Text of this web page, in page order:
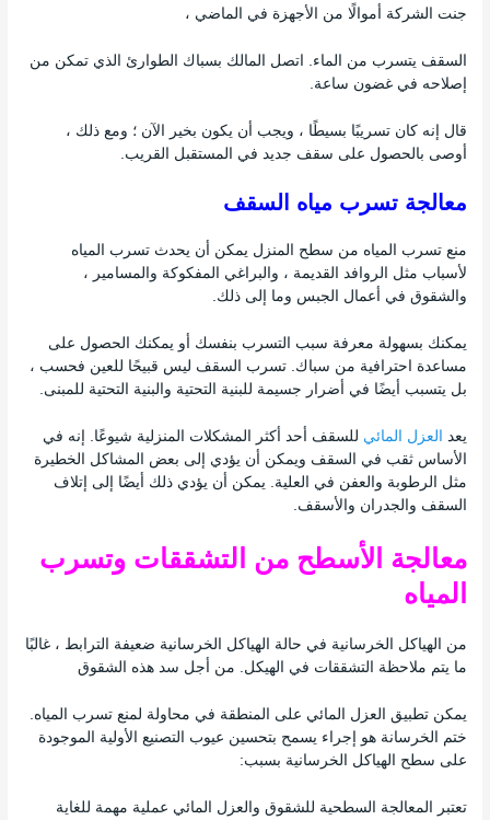
جنت الشركة أموالًا من الأجهزة في الماضي ،
السقف يتسرب من الماء. اتصل المالك بسباك الطوارئ الذي تمكن من
إصلاحه في غضون ساعة.
قال إنه كان تسريبًا بسيطًا ، ويجب أن يكون بخير الآن ؛ ومع ذلك ،
أوصى بالحصول على سقف جديد في المستقبل القريب.
معالجة تسرب مياه السقف
منع تسرب المياه من سطح المنزل يمكن أن يحدث تسرب المياه
لأسباب مثل الروافد القديمة ، والبراغي المفكوكة والمسامير ،
والشقوق في أعمال الجبس وما إلى ذلك.
يمكنك بسهولة معرفة سبب التسرب بنفسك أو يمكنك الحصول على
مساعدة احترافية من سباك. تسرب السقف ليس قبيحًا للعين فحسب ،
بل يتسبب أيضًا في أضرار جسيمة للبنية التحتية والبنية التحتية للمبنى.
يعد العزل المائي للسقف أحد أكثر المشكلات المنزلية شيوعًا. إنه في
الأساس ثقب في السقف ويمكن أن يؤدي إلى بعض المشاكل الخطيرة
مثل الرطوبة والعفن في العلية. يمكن أن يؤدي ذلك أيضًا إلى إتلاف
السقف والجدران والأسقف.
معالجة الأسطح من التشققات وتسرب
المياه
من الهياكل الخرسانية في حالة الهياكل الخرسانية ضعيفة الترابط ، غالبًا
ما يتم ملاحظة التشققات في الهيكل. من أجل سد هذه الشقوق
يمكن تطبيق العزل المائي على المنطقة في محاولة لمنع تسرب المياه.
ختم الخرسانة هو إجراء يسمح بتحسين عيوب التصنيع الأولية الموجودة
على سطح الهياكل الخرسانية بسبب:
تعتبر المعالجة السطحية للشقوق والعزل المائي عملية مهمة للغاية